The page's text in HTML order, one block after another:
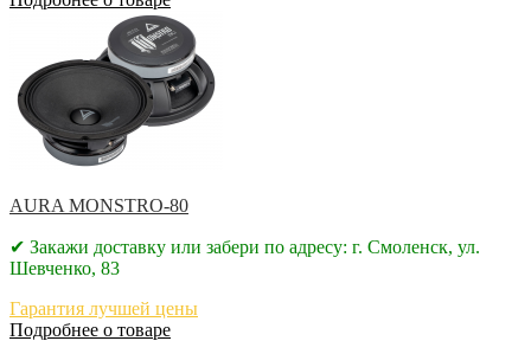
AURA MONSTRO-80
✔ Закажи доставку или забери по адресу: г. Смоленск, ул.
Шевченко, 83
Гарантия лучшей цены
Подробнее о товаре